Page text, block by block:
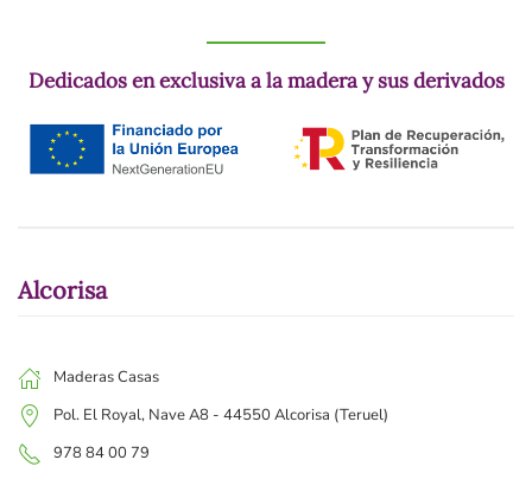
Dedicados en exclusiva a la madera y sus derivados
Alcorisa
Maderas Casas
Pol. El Royal, Nave A8 - 44550 Alcorisa (Teruel)
978 84 00 79